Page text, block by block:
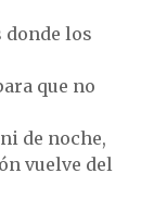
donde los
que no
de noche,
vuelve del